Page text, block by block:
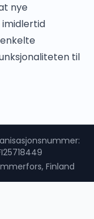
nye
til
:
Finland